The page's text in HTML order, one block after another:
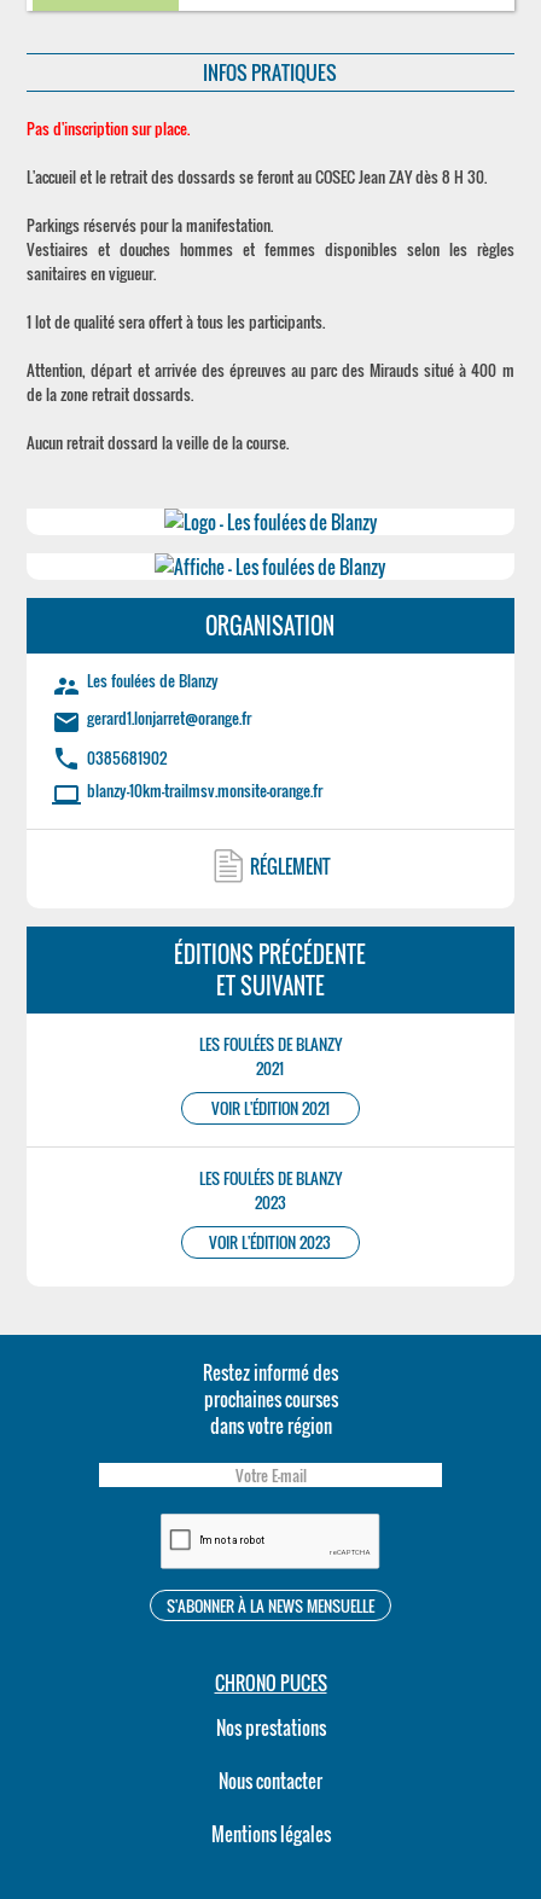
INFOS PRATIQUES
Pas d'inscription sur place.
L'accueil et le retrait des dossards se feront au COSEC Jean ZAY dès 8 H 30.
Parkings réservés pour la manifestation.
Vestiaires et douches hommes et femmes disponibles selon les règles
sanitaires en vigueur.
1 lot de qualité sera offert à tous les participants.
Attention, départ et arrivée des épreuves au parc des Mirauds situé à 400 m
de la zone retrait dossards.
Aucun retrait dossard la veille de la course.
ORGANISATION
supervisor_account Les foulées de Blanzy
email gerard1.lonjarret@orange.fr
phone 0385681902
laptop blanzy-10km-trailmsv.monsite-orange.fr
RÉGLEMENT
ÉDITIONS PRÉCÉDENTE
ET SUIVANTE
LES FOULÉES DE BLANZY
2021
VOIR L'ÉDITION 2021
LES FOULÉES DE BLANZY
2023
VOIR L'ÉDITION 2023
Restez informé des
prochaines courses
dans votre région
CHRONO PUCES
Nos prestations
Nous contacter
Mentions légales